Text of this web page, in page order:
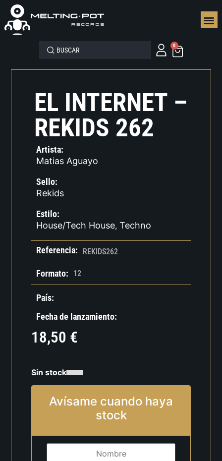
0
EL INTERNET –
REKIDS 262
Artista:
Matias Aguayo
Sello:
Rekids
Estilo:
House/Tech House, Techno
Referencia: REKIDS262
Formato: 12
País:
Fecha de lanzamiento:
18,50 €
Sin stock
Avísame cuando haya
stock